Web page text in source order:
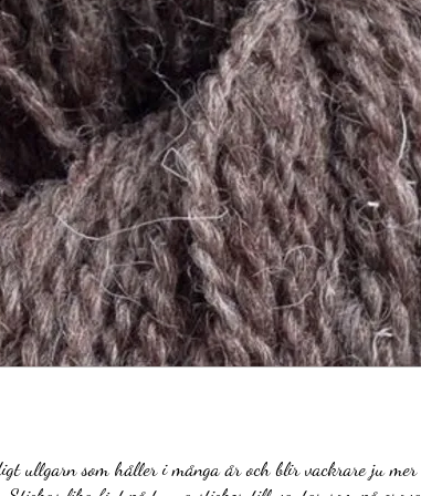
ullgarn som håller i många år och blir vackrare ju mer